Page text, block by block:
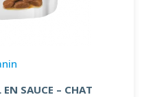
SAUCE – CHAT